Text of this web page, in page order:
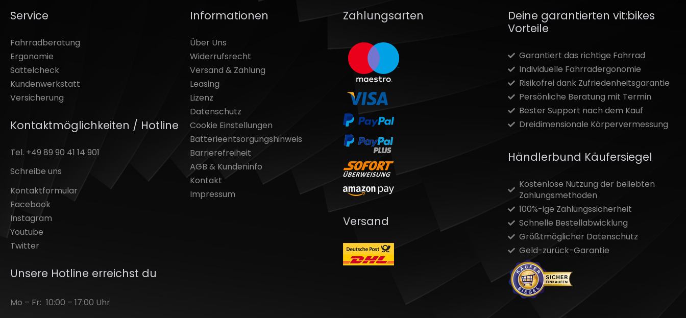
Service
Fahrradberatung
Ergonomie
Sattelcheck
Kundenwerkstatt
Versicherung
Kontaktmöglichkeiten / Hotline
Tel. +49 89 90 41 14 901
Schreibe uns
Kontaktformular
Facebook
Instagram
Youtube
Twitter
Unsere Hotline erreichst du
Mo – Fr: 10:00 – 17:00 Uhr
Informationen
Über Uns
Widerrufsrecht
Versand & Zahlung
Leasing
Lizenz
Datenschutz
Cookie Einstellungen
Batterieentsorgungshinweis
Barrierefreiheit
AGB & Kundeninfo
Kontakt
Impressum
Zahlungsarten
Versand
Deine garantierten vit:bikes
Vorteile
Garantiert das richtige Fahrrad
Individuelle Fahrradergonomie
Risikofrei dank Zufriedenheitsgarantie
Persönliche Beratung mit Termin
Bester Support nach dem Kauf
Dreidimensionale Körpervermessung
Händlerbund Käufersiegel
Kostenlose Nutzung der beliebten
Zahlungsmethoden
100%-ige Zahlungssicherheit
Schnelle Bestellabwicklung
Größtmöglicher Datenschutz
Geld-zurück-Garantie